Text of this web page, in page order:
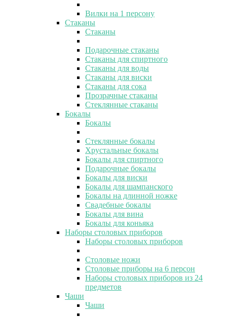
Вилки на 1 персону
Стаканы
Стаканы
Подарочные стаканы
Стаканы для спиртного
Стаканы для воды
Стаканы для виски
Стаканы для сока
Прозрачные стаканы
Стеклянные стаканы
Бокалы
Бокалы
Стеклянные бокалы
Хрустальные бокалы
Бокалы для спиртного
Подарочные бокалы
Бокалы для виски
Бокалы для шампанского
Бокалы на длинной ножке
Свадебные бокалы
Бокалы для вина
Бокалы для коньяка
Наборы столовых приборов
Наборы столовых приборов
Столовые ножи
Столовые приборы на 6 персон
Наборы столовых приборов из 24
предметов
Чаши
Чаши